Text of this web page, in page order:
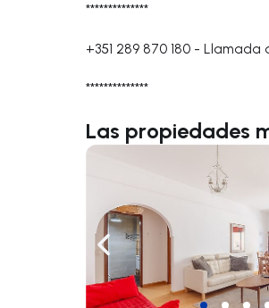
**************
+351 289 870 180 - Llamada
**************
Las propiedades
Navega a la izquierda